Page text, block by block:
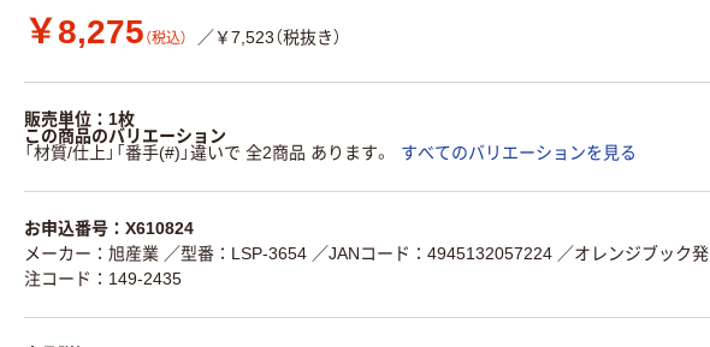
￥8,275 （税込） ／￥7,523（税抜き）
販売単位：1枚
この商品のバリエーション
「材質/仕上」「番手(#)」違いで 全2商品 あります。
すべてのバリエーションを見る
お申込番号：X610824
メーカー：旭産業 ／型番：LSP-3654 ／JANコード：4945132057224 ／オレンジブック発
注コード：149-2435